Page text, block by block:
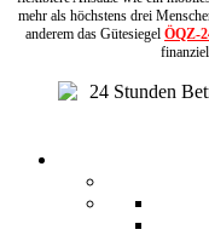
mehr als höchstens drei
anderem das Gütesiegel ÖQZ-